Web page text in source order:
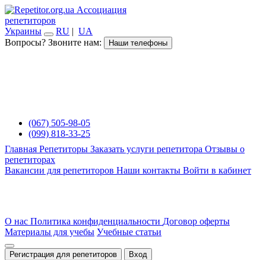
Ассоциация
репетиторов
Украины
RU | UA
Вопросы? Звоните нам:
Наши телефоны
(067) 505-98-05
(099) 818-33-25
Главная Репетиторы Заказать услуги репетитора Отзывы о
репетиторах
Вакансии для репетиторов Наши контакты Войти в кабинет
О нас Политика конфиденциальности Договор оферты
Материалы для учебы Учебные статьи
Регистрация для репетиторов Вход